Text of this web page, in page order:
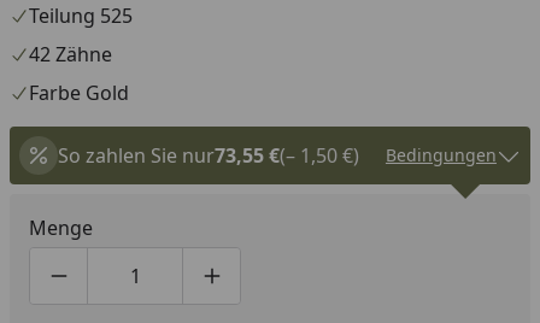
Teilung 525
42 Zähne
Farbe Gold
So zahlen Sie nur73,55 €(– 1,50 €) Bedingungen
Menge
Produktmenge um eins verringern
Produktmenge manuell eingeben
Produktmenge um eins erhöhen